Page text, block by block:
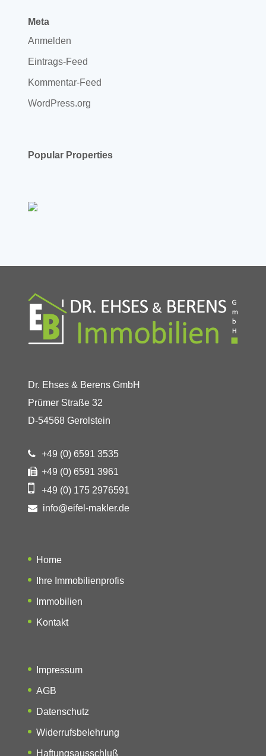
Meta
Anmelden
Eintrags-Feed
Kommentar-Feed
WordPress.org
Popular Properties
Dr. Ehses & Berens GmbH
Prümer Straße 32
D-54568 Gerolstein
+49 (0) 6591 3535
+49 (0) 6591 3961
+49 (0) 175 2976591
info@eifel-makler.de
Home
Ihre Immobilienprofis
Immobilien
Kontakt
Impressum
AGB
Datenschutz
Widerrufsbelehrung
Haftungsausschluß